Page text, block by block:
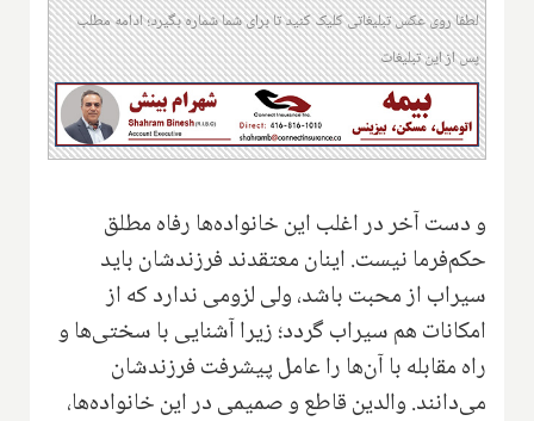
لطفا روی عکس تبلیغاتی کلیک کنید تا برای شما شماره بگیرد؛ ادامه مطلب
پس از این تبلیغات
و دست آخر در اغلب این خانواده‌ها رفاه مطلق
حکم‌فرما نیست. اینان معتقدند فرزندشان باید
سیراب از محبت باشد، ولی لزومی ندارد که از
امکانات هم سیراب گردد؛ زیرا آشنایی با سختی‌ها و
راه مقابله با آن‌ها را عامل پیشرفت فرزندشان
می‌دانند. والدین قاطع و صمیمی در این خانواده‌ها،